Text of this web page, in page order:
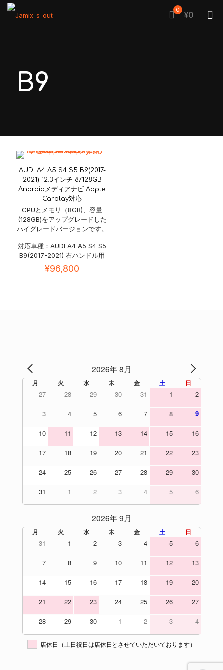
0 ¥0
B9
AUDI A4 A5 S4 S5 B9(2017-
2021) 12.3インチ 8/128GB
Androidメディアナビ Apple
Carplay対応
CPUとメモリ（8GB)、容量
(128GB)をアップグレードした
ハイグレードバージョンです。
対応車種：AUDI A4 A5 S4 S5
B9(2017-2021) 右ハンドル用
¥96,800
2026年 8月 NEXT
月 火 水 木 金 土 日
27 28 29 30 31 1 2
3 4 5 6 7 8 9
10 11 12 13 14 15 16
17 18 19 20 21 22 23
24 25 26 27 28 29 30
31 1 2 3 4 5 6
2026年 9月
月 火 水 木 金 土 日
31 1 2 3 4 5 6
7 8 9 10 11 12 13
14 15 16 17 18 19 20
21 22 23 24 25 26 27
28 29 30 1 2 3 4
店休日（土日祝日は店休日とさせていただいております）